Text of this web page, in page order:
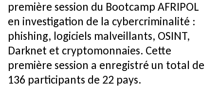
première session du Bootcamp AFRIPOL
en investigation de la cybercriminalité :
phishing, logiciels malveillants, OSINT,
Darknet et cryptomonnaies. Cette
première session a enregistré un total de
136 participants de 22 pays.